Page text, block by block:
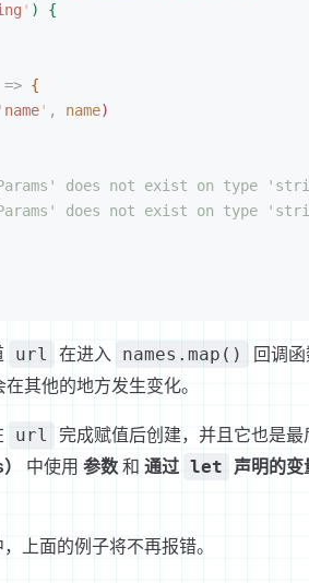
' )
{
=> {
' name' , name)
does not exist on type
does not exist on type
url 在进入 names.map() 回调
其他的地方发生变化。
url 完成赋值后创建，并且它也是
中使用 参数 和 通过 let 声明的变
，上面的例子将不再报错。